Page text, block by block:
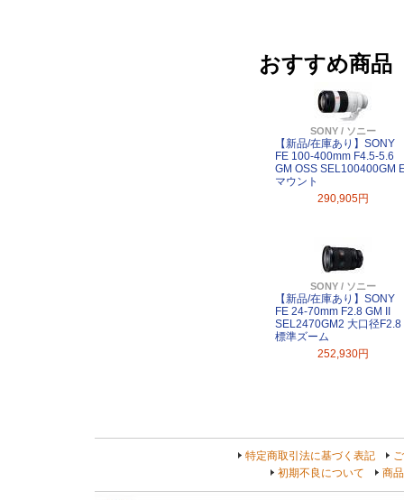
おすすめ商品
SONY / ソニー
【新品/在庫あり】SONY
FE 100-400mm F4.5-5.6
GM OSS SEL100400GM
マウント
290,905円
SONY / ソニー
【新品/在庫あり】SONY
FE 24-70mm F2.8 GM II
SEL2470GM2 大口径F2.8
標準ズーム
252,930円
特定商取引法に基づく表記
初期不良について
商